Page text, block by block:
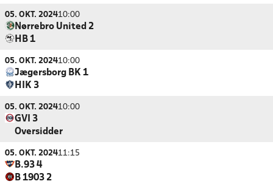
05. OKT. 202410:00
Nørrebro United 2
HB 1
05. OKT. 202410:00
Jægersborg BK 1
HIK 3
05. OKT. 202410:00
GVI 3
Oversidder
05. OKT. 202411:15
B.93 4
B 1903 2